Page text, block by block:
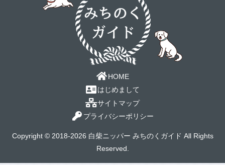
HOME
はじめまして
サイトマップ
プライバシーポリシー
Copyright © 2018-2026 白柴ニッパー みちのくガイド All Rights
Reserved.